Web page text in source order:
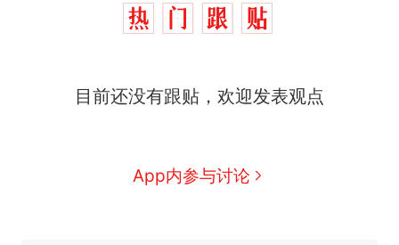
目前还没有跟贴，欢迎发表观点
App内参与讨论